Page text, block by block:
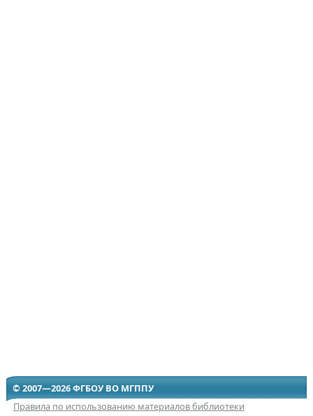
© 2007—2026 ФГБОУ ВО МГППУ
Правила по использованию материалов библиотеки